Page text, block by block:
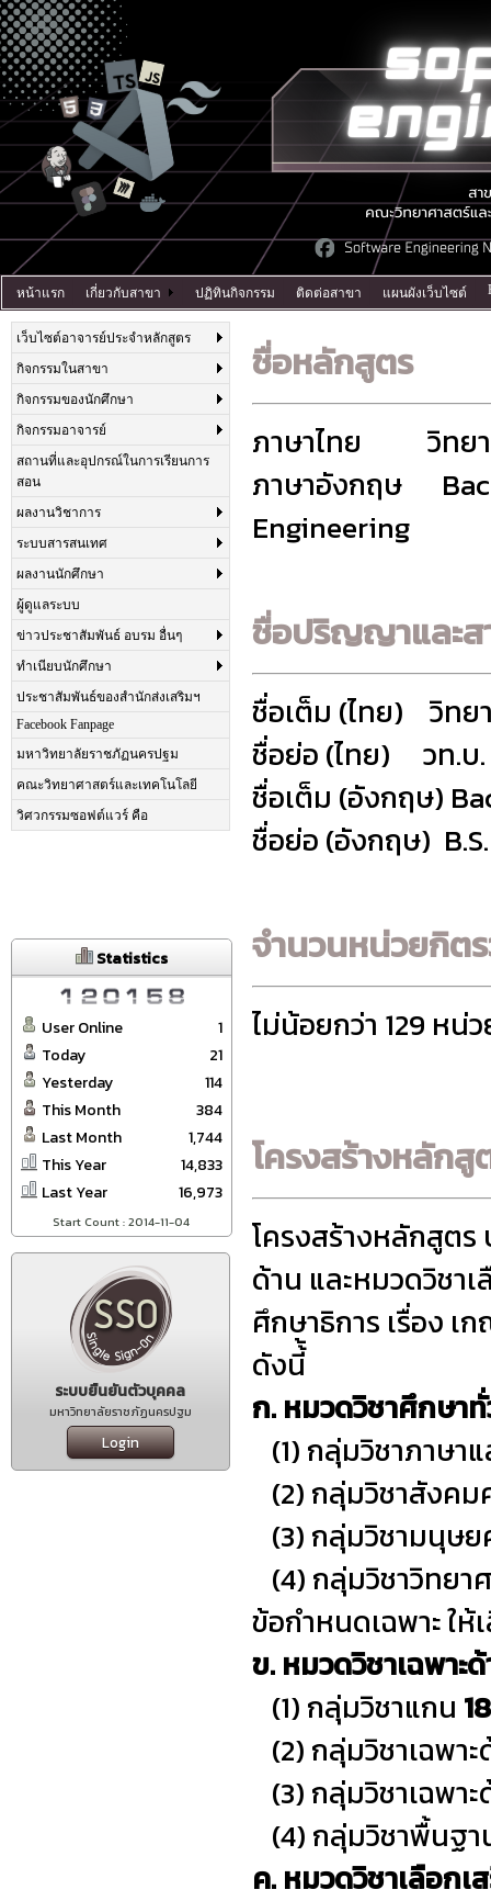
หน้าแรก เกี่ยวกับสาขา ปฏิทินกิจกรรม ติดต่อสาขา แผนผังเว็บไซต์
เว็บไซต์อาจารย์ประจำหลักสูตร
กิจกรรมในสาขา
กิจกรรมของนักศึกษา
กิจกรรมอาจารย์
สถานที่และอุปกรณ์ในการเรียนการ
สอน
ผลงานวิชาการ
ระบบสารสนเทศ
ผลงานนักศึกษา
ผู้ดูแลระบบ
ข่าวประชาสัมพันธ์ อบรม อื่นๆ
ทำเนียบนักศึกษา
ประชาสัมพันธ์ของสำนักส่งเสริมฯ
Facebook Fanpage
มหาวิทยาลัยราชภัฏนครปฐม
คณะวิทยาศาสตร์และเทคโนโลยี
วิศวกรรมซอฟต์แวร์ คือ
Statistics
User Online
1
Today
21
Yesterday
114
This Month
384
Last Month
1,744
This Year
14,833
Last Year
16,973
Start Count : 2014-11-04
ระบบยืนยันตัวบุคคล
มหาวิทยาลัยราชภัฏนครปฐม
Login
ชื่อหลักสูตร
ภาษาไทย วิทยาศ
ภาษาอังกฤษ
Engineering
ชื่อปริญญาและส
ชื่อเต็ม (ไทย) วิทย
ชื่อย่อ (ไทย) วท.บ.
ชื่อเต็ม (อังกฤษ)
ชื่อย่อ (อังกฤษ)
จำนวนหน่วยกิต
ไม่น้อยกว่า 129 หน่
โครงสร้างหลักสู
โครงสร้างหลักสูตร
ด้าน และหมวดวิชา
ศึกษาธิการ เรื่อง
ดังนี้้
ก. หมวดวิชาศึกษา
(1) กลุ่มวิชาภาษา
(2) กลุ่มวิชาสังค
(3) กลุ่มวิชามนุษ
(4) กลุ่มวิชาวิทย
ข้อกำหนดเฉพาะ ใ
ข. หมวดวิชาเฉพาะ
(1) กลุ่มวิชาแกน 18
(2) กลุ่มวิชาเฉพา
(3) กลุ่มวิชาเฉพา
(4) กลุ่มวิชาพื้นฐ
ค. หมวดวิชาเลือก